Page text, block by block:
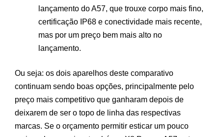
lançamento do A57, que trouxe corpo mais fino,
certificação IP68 e conectividade mais recente,
mas por um preço bem mais alto no
lançamento.
Ou seja: os dois aparelhos deste comparativo
continuam sendo boas opções, principalmente pelo
preço mais competitivo que ganharam depois de
deixarem de ser o topo de linha das respectivas
marcas. Se o orçamento permitir esticar um pouco